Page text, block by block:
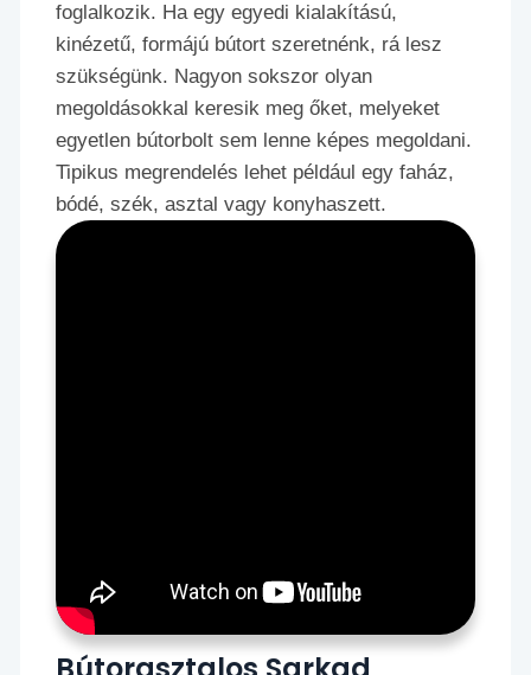
foglalkozik. Ha egy egyedi kialakítású,
kinézetű, formájú bútort szeretnénk, rá lesz
szükségünk. Nagyon sokszor olyan
megoldásokkal keresik meg őket, melyeket
egyetlen bútorbolt sem lenne képes megoldani.
Tipikus megrendelés lehet például egy faház,
bódé, szék, asztal vagy konyhaszett.